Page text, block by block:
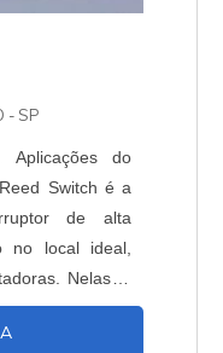
- SP
Aplicações do
Switch é a
de alta
no local ideal,
Nelas, o
conforme a
de sensor, que